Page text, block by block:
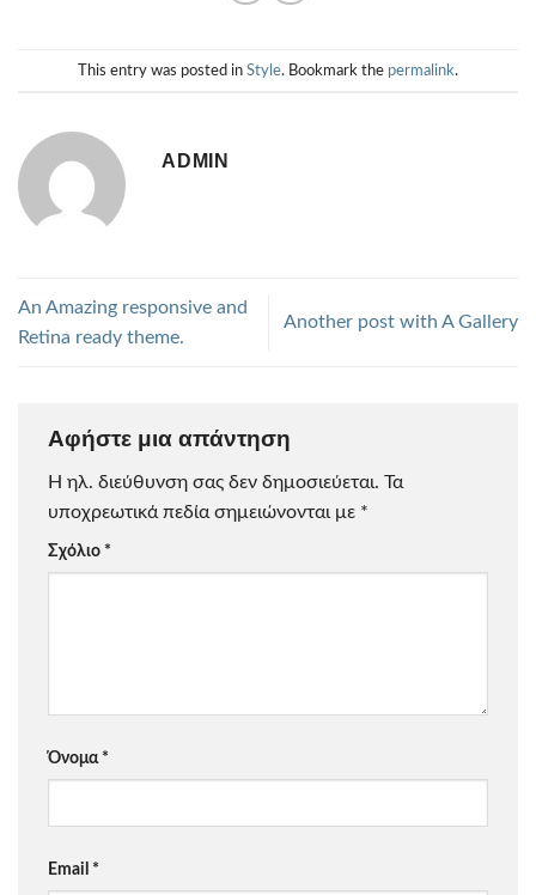
This entry was posted in Style. Bookmark the permalink.
ADMIN
An Amazing responsive and
Retina ready theme.
Another post with A Gallery
Αφήστε μια απάντηση
Η ηλ. διεύθυνση σας δεν δημοσιεύεται. Τα
υποχρεωτικά πεδία σημειώνονται με *
Σχόλιο *
Όνομα *
Email *